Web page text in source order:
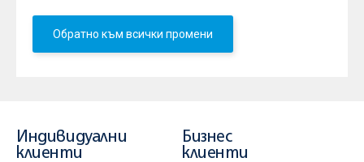
Обратно към всички промени
Индивидуални
клиенти
Бизнес
клиенти